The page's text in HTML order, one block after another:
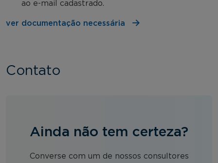
ao e-mail cadastrado.
ver documentação necessária
Contato
Ainda não tem certeza?
Converse com um de nossos consultores